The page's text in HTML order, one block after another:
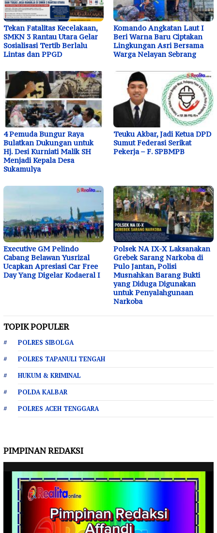
Tekan Fatalitas Kecelakaan,
SMKN 3 Rantau Utara Gelar
Sosialisasi Tertib Berlalu
Lintas dan PPGD
Komando Angkatan Laut I
Beri Warna Baru Ciptakan
Lingkungan Asri Bersama
Warga Nelayan Sebrang
4 Pemuda Bungur Raya
Bulatkan Dukungan untuk
Hj. Desi Kurniati Malik SH
Menjadi Kepala Desa
Sukamulya
Teuku Akbar, Jadi Ketua DPD
Sumut Federasi Serikat
Pekerja – F. SPBMPB
Executive GM Pelindo
Cabang Belawan Yusrizal
Ucapkan Apresiasi Car Free
Day Yang Digelar Kodaeral I
Polsek NA IX-X Laksanakan
Grebek Sarang Narkoba di
Pulo Jantan, Polisi
Musnahkan Barang Bukti
yang Diduga Digunakan
untuk Penyalahgunaan
Narkoba
TOPIK POPULER
POLRES SIBOLGA
POLRES TAPANULI TENGAH
HUKUM & KRIMINAL
POLDA KALBAR
POLRES ACEH TENGGARA
PIMPINAN REDAKSI